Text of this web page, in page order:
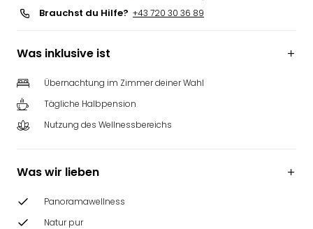
Brauchst du Hilfe? +43 720 30 36 89
Was inklusive ist
Übernachtung im Zimmer deiner Wahl
Tägliche Halbpension
Nutzung des Wellnessbereichs
Was wir lieben
Panoramawellness
Natur pur